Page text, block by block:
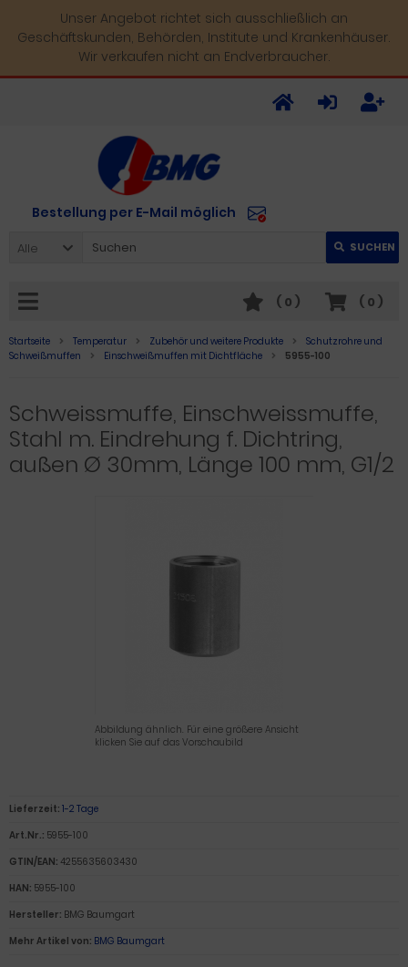
Unser Angebot richtet sich ausschließlich an
Geschäftskunden, Behörden, Institute und Krankenhäuser.
Wir verkaufen nicht an Endverbraucher.
Bestellung per E-Mail möglich
Alle SUCHEN
( 0 )
( 0 )
Startseite Temperatur Zubehör und weitere Produkte
Schutzrohre und
Schweißmuffen
Einschweißmuffen mit Dichtfläche 5955-100
Schweissmuffe, Einschweissmuffe,
Stahl m. Eindrehung f. Dichtring,
außen Ø 30mm, Länge 100 mm, G1/2
Abbildung ähnlich. Für eine größere Ansicht
klicken Sie auf das Vorschaubild
Lieferzeit: 1-2 Tage
Art.Nr.: 5955-100
GTIN/EAN: 4255635603430
HAN: 5955-100
Hersteller: BMG Baumgart
Mehr Artikel von: BMG Baumgart